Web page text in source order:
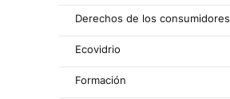
Derechos de los consumidores
Ecovidrio
Formación